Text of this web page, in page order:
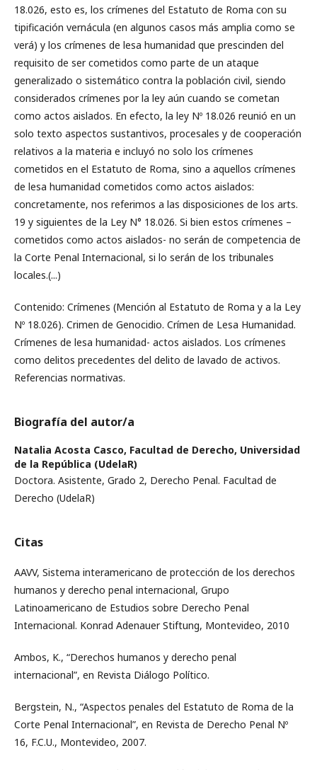
18.026, esto es, los crímenes del Estatuto de Roma con su
tipificación vernácula (en algunos casos más amplia como se
verá) y los crímenes de lesa humanidad que prescinden del
requisito de ser cometidos como parte de un ataque
generalizado o sistemático contra la población civil, siendo
considerados crímenes por la ley aún cuando se cometan
como actos aislados. En efecto, la ley Nº 18.026 reunió en un
solo texto aspectos sustantivos, procesales y de cooperación
relativos a la materia e incluyó no solo los crímenes
cometidos en el Estatuto de Roma, sino a aquellos crímenes
de lesa humanidad cometidos como actos aislados:
concretamente, nos referimos a las disposiciones de los arts.
19 y siguientes de la Ley N° 18.026. Si bien estos crímenes –
cometidos como actos aislados- no serán de competencia de
la Corte Penal Internacional, si lo serán de los tribunales
locales.(...)
Contenido: Crímenes (Mención al Estatuto de Roma y a la Ley
Nº 18.026). Crimen de Genocidio. Crímen de Lesa Humanidad.
Crímenes de lesa humanidad- actos aislados. Los crímenes
como delitos precedentes del delito de lavado de activos.
Referencias normativas.
Biografía del autor/a
Natalia Acosta Casco, Facultad de Derecho, Universidad
de la República (UdelaR)
Doctora. Asistente, Grado 2, Derecho Penal. Facultad de
Derecho (UdelaR)
Citas
AAVV, Sistema interamericano de protección de los derechos
humanos y derecho penal internacional, Grupo
Latinoamericano de Estudios sobre Derecho Penal
Internacional. Konrad Adenauer Stiftung, Montevideo, 2010
Ambos, K., “Derechos humanos y derecho penal
internacional”, en Revista Diálogo Político.
Bergstein, N., “Aspectos penales del Estatuto de Roma de la
Corte Penal Internacional”, en Revista de Derecho Penal Nº
16, F.C.U., Montevideo, 2007.